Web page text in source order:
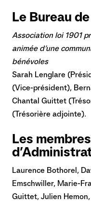
Le Bureau
Association loi 1901
animée d’une
bénévoles
Sarah Lenglare
(Vice-président),
Chantal Guittet
(Trésorière adjointe).
Les
Laurence Bothorel,
Emschwiller, Marie-
Guittet, Julien